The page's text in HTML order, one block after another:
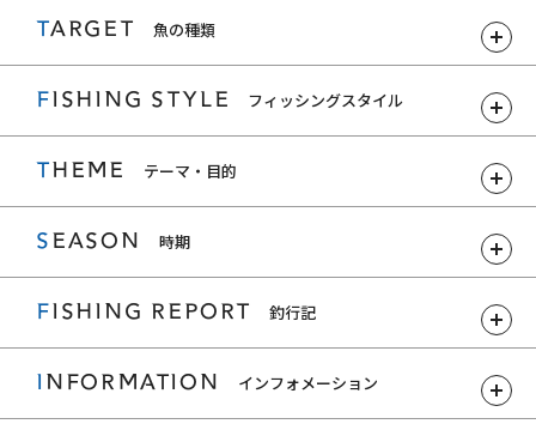
TARGET 魚の種類
FISHING STYLE フィッシングスタイル
THEME テーマ・目的
SEASON 時期
FISHING REPORT 釣行記
INFORMATION インフォメーション